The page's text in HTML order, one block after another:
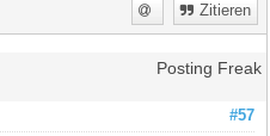
Zitieren
Posting Freak
#57